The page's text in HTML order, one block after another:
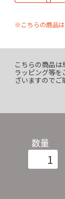
※こちらの商品
こちらの商品は
ラッピング等を
ざいますのでご
数量